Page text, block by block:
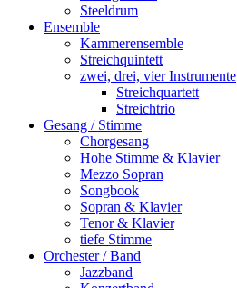
Steeldrum
Ensemble
Kammerensemble
Streichquintett
zwei, drei, vier Instrumente
Streichquartett
Streichtrio
Gesang / Stimme
Chorgesang
Hohe Stimme & Klavier
Mezzo Sopran
Songbook
Sopran & Klavier
Tenor & Klavier
tiefe Stimme
Orchester / Band
Jazzband